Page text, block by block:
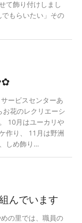
て飾り付けしまし
でもらいたい」その
ービスセンターあ
花のレクリエーシ
10月はユーカリや
作り、 11月は野洲
しめ飾り…
んでいます
の里では、職員の